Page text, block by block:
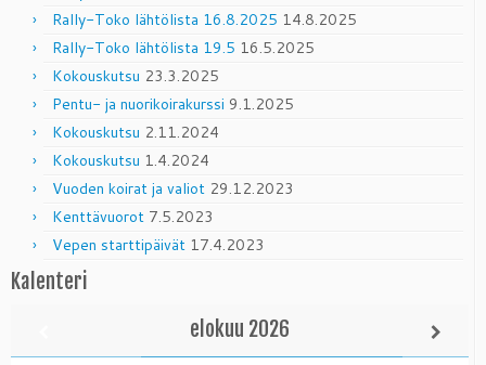
Rally-Toko lähtölista 16.8.2025 14.8.2025
Rally-Toko lähtölista 19.5 16.5.2025
Kokouskutsu 23.3.2025
Pentu- ja nuorikoirakurssi 9.1.2025
Kokouskutsu 2.11.2024
Kokouskutsu 1.4.2024
Vuoden koirat ja valiot 29.12.2023
Kenttävuorot 7.5.2023
Vepen starttipäivät 17.4.2023
Kalenteri
elokuu 2026